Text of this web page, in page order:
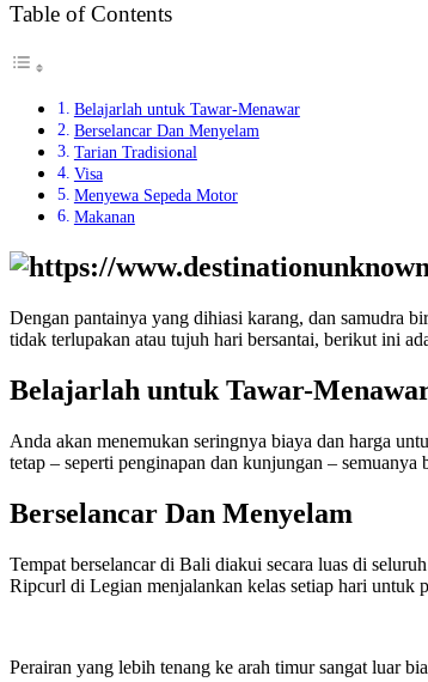
Table of Contents
Belajarlah untuk Tawar-Menawar
Berselancar Dan Menyelam
Tarian Tradisional
Visa
Menyewa Sepeda Motor
Makanan
Dengan pantainya yang dihiasi karang, dan samudra
tidak terlupakan atau tujuh hari bersantai, berikut ini
Belajarlah untuk Tawar-
Anda akan menemukan seringnya biaya dan harga
tetap – seperti penginapan dan kunjungan – semuanya
Berselancar Dan Menyelam
Tempat berselancar di Bali diakui secara luas di
Ripcurl di Legian menjalankan kelas setiap hari untuk
Perairan yang lebih tenang ke arah timur sangat luar